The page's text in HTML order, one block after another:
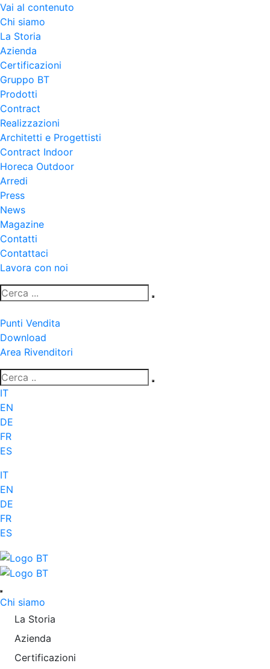
Vai al contenuto
Chi siamo
La Storia
Azienda
Certificazioni
Gruppo BT
Prodotti
Contract
Realizzazioni
Architetti e Progettisti
Contract Indoor
Horeca Outdoor
Arredi
Press
News
Magazine
Contatti
Contattaci
Lavora con noi
Punti Vendita
Download
Area Rivenditori
IT
EN
DE
FR
ES
IT
EN
DE
FR
ES
Chi siamo
La Storia
Azienda
Certificazioni